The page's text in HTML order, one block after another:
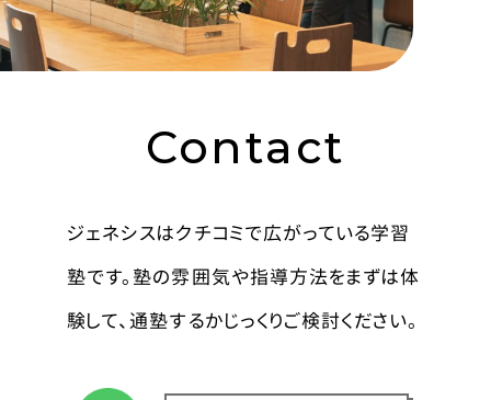
Contact
ジェネシスはクチコミで広がっている学習
塾です。塾の雰囲気や指導方法をまずは体
験して、通塾するかじっくりご検討ください。